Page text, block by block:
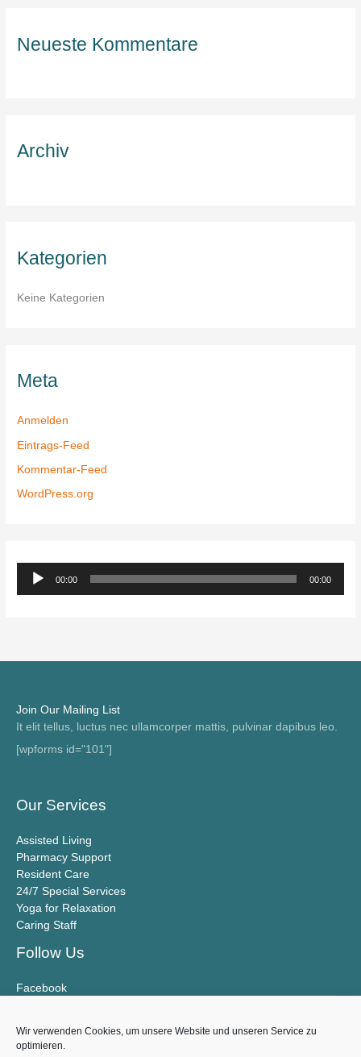
Wir verwenden Cookies, um unsere Website und unseren Service zu
optimieren.
e
h
Neueste Kommentare
Archiv
Kategorien
Keine Kategorien
Meta
Anmelden
Eintrags-Feed
Kommentar-Feed
WordPress.org
u
o
P
l
a
r
00:00 00:00
Join Our Mailing List
It elit tellus, luctus nec ullamcorper mattis, pulvinar dapibus leo.
[wpforms id="101"]
Our Services
Assisted Living
Pharmacy Support
Resident Care
24/7 Special Services
Yoga for Relaxation
Caring Staff
Follow Us
Facebook
Datenschutz